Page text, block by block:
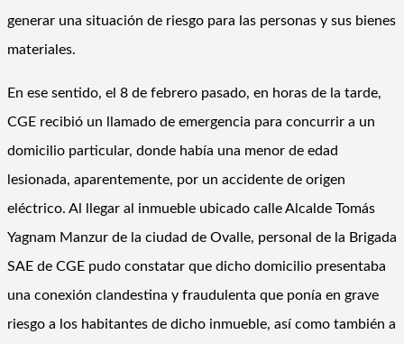
generar una situación de riesgo para las personas y sus bienes
materiales.
En ese sentido, el 8 de febrero pasado, en horas de la tarde,
CGE recibió un llamado de emergencia para concurrir a un
domicilio particular, donde había una menor de edad
lesionada, aparentemente, por un accidente de origen
eléctrico. Al llegar al inmueble ubicado calle Alcalde Tomás
Yagnam Manzur de la ciudad de Ovalle, personal de la Brigada
SAE de CGE pudo constatar que dicho domicilio presentaba
una conexión clandestina y fraudulenta que ponía en grave
riesgo a los habitantes de dicho inmueble, así como también a